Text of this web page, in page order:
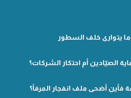
يتوارى خلف السطور
الصيّادين أم احتكار الشركات؟
أضحى ملف انفجار المرفأ؟